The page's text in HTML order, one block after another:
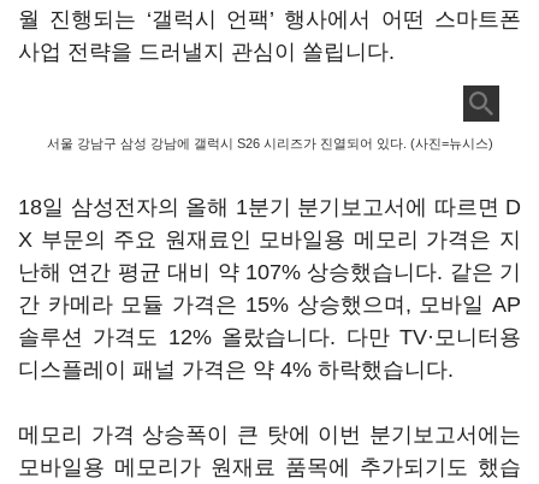
월 진행되는 ‘갤럭시 언팩’ 행사에서 어떤 스마트폰
사업 전략을 드러낼지 관심이 쏠립니다.
서울 강남구 삼성 강남에 갤럭시 S26 시리즈가 진열되어 있다. (사진=뉴시스)
18일 삼성전자의 올해 1분기 분기보고서에 따르면 D
X 부문의 주요 원재료인 모바일용 메모리 가격은 지
난해 연간 평균 대비 약 107% 상승했습니다. 같은 기
간 카메라 모듈 가격은 15% 상승했으며, 모바일 AP
솔루션 가격도 12% 올랐습니다. 다만 TV·모니터용
디스플레이 패널 가격은 약 4% 하락했습니다.
메모리 가격 상승폭이 큰 탓에 이번 분기보고서에는
모바일용 메모리가 원재료 품목에 추가되기도 했습